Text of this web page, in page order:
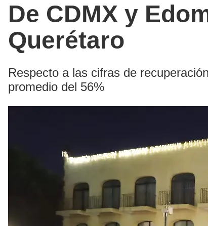
De CDMX y
Querétaro
Respecto a las cifras de
promedio del 56%